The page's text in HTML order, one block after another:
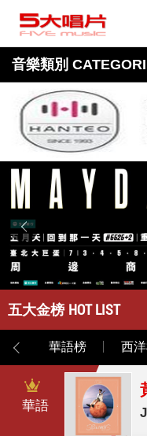
音樂類別
五大金榜 HOT LIST
華語榜 西
華語